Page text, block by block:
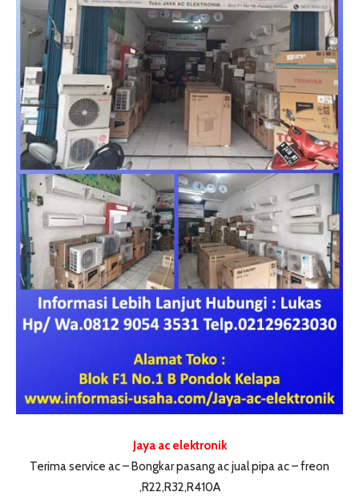
Jaya ac elektronik
Terima service ac – Bongkar pasang ac jual pipa ac – freon
,R22,R32,R410A